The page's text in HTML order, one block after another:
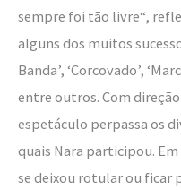
sempre foi tão livre“,
alguns dos muitos
Banda’, ‘Corcovado’,
entre outros. Com
espetáculo perpassa os
quais Nara participou.
se deixou rotular ou ficar